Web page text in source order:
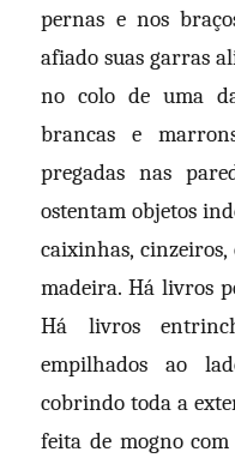
pernas e nos
afiado suas garras
no colo de uma
brancas e
pregadas nas
ostentam objetos
caixinhas,
madeira. Há livros
Há livros
empilhados ao
cobrindo toda a
feita de mogno